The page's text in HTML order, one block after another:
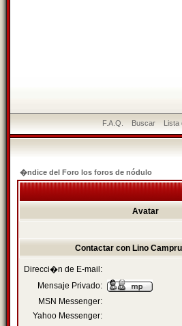
F.A.Q. Buscar Lista
�ndice del Foro los foros de nódulo
Avatar
Contactar con Lino
Direcci�n de E-mail:
Mensaje Privado:
MSN Messenger:
Yahoo Messenger: